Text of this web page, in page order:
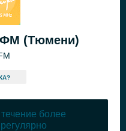
ФМ (Тюмени)
более